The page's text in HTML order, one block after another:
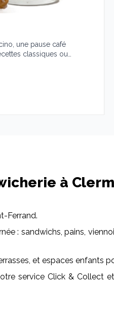
une pause café
classiques ou
à
Ferrand.
: sandwichs, pains,
et espaces enfants
service Click & Collect